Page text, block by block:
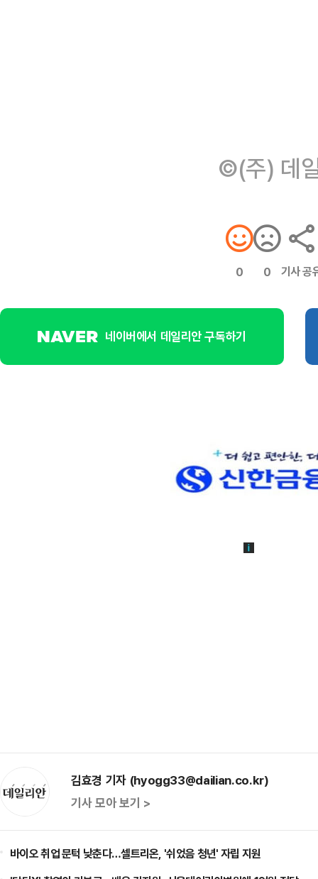
©(주) 데
0 0 기사 공
네이버에서 데일리안 구독하기
김효경 기자 (hyogg33@dailian.co.kr)
기사 모아 보기 >
바이오 취업 문턱 낮춘다…셀트리온, '쉬었음 청년' 자립 지원